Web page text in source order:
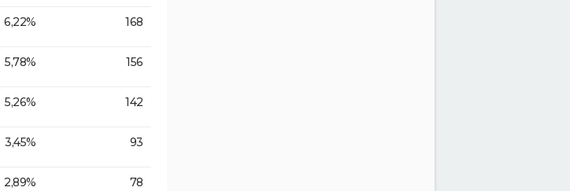
6,22% 168
5,78% 156
5,26% 142
3,45% 93
2,89% 78